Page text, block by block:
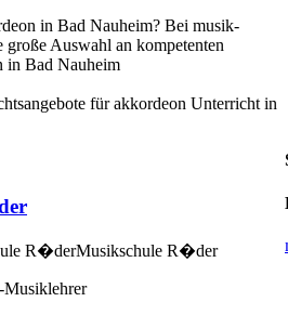
in Bad Nauheim? Bei musik-
Auswahl an kompetenten
in Bad Nauheim
für akkordeon Unterricht in
Musikschule R�der